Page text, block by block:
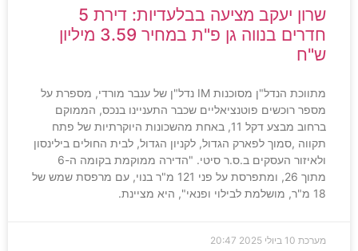
שרון יעקב מציעה בבלעדיות: דירת 5
חדרים בנווה גן פ"ת במחיר 3.59 מיליון
ש"ח
מתווכת הנדל"ן מסוכנות IM נדל"ן של ענבר מורדי, מספרת על
מספר רוכשים פוטנציאליים שכבר התעניינו בנכס, הממוקם
ברחוב מבצע דקל 11, באחת מהשכונות היוקרתיות של פתח
תקווה ,סמוך לפארק הגדול, לקניון הגדול, לבית החולים בילינסון
ולאיזור העסקים ב.ס.ר סיטי. "הדירה ממוקמת בקומה ה-6
מתוך 26, ומתפרסת על פני 121 מ"ר בנוי, עם מרפסת שמש של
18 מ"ר, מושלמת לבילוי ופנאי", היא מציינת.
מערכת 10 ביולי 2025 20:47